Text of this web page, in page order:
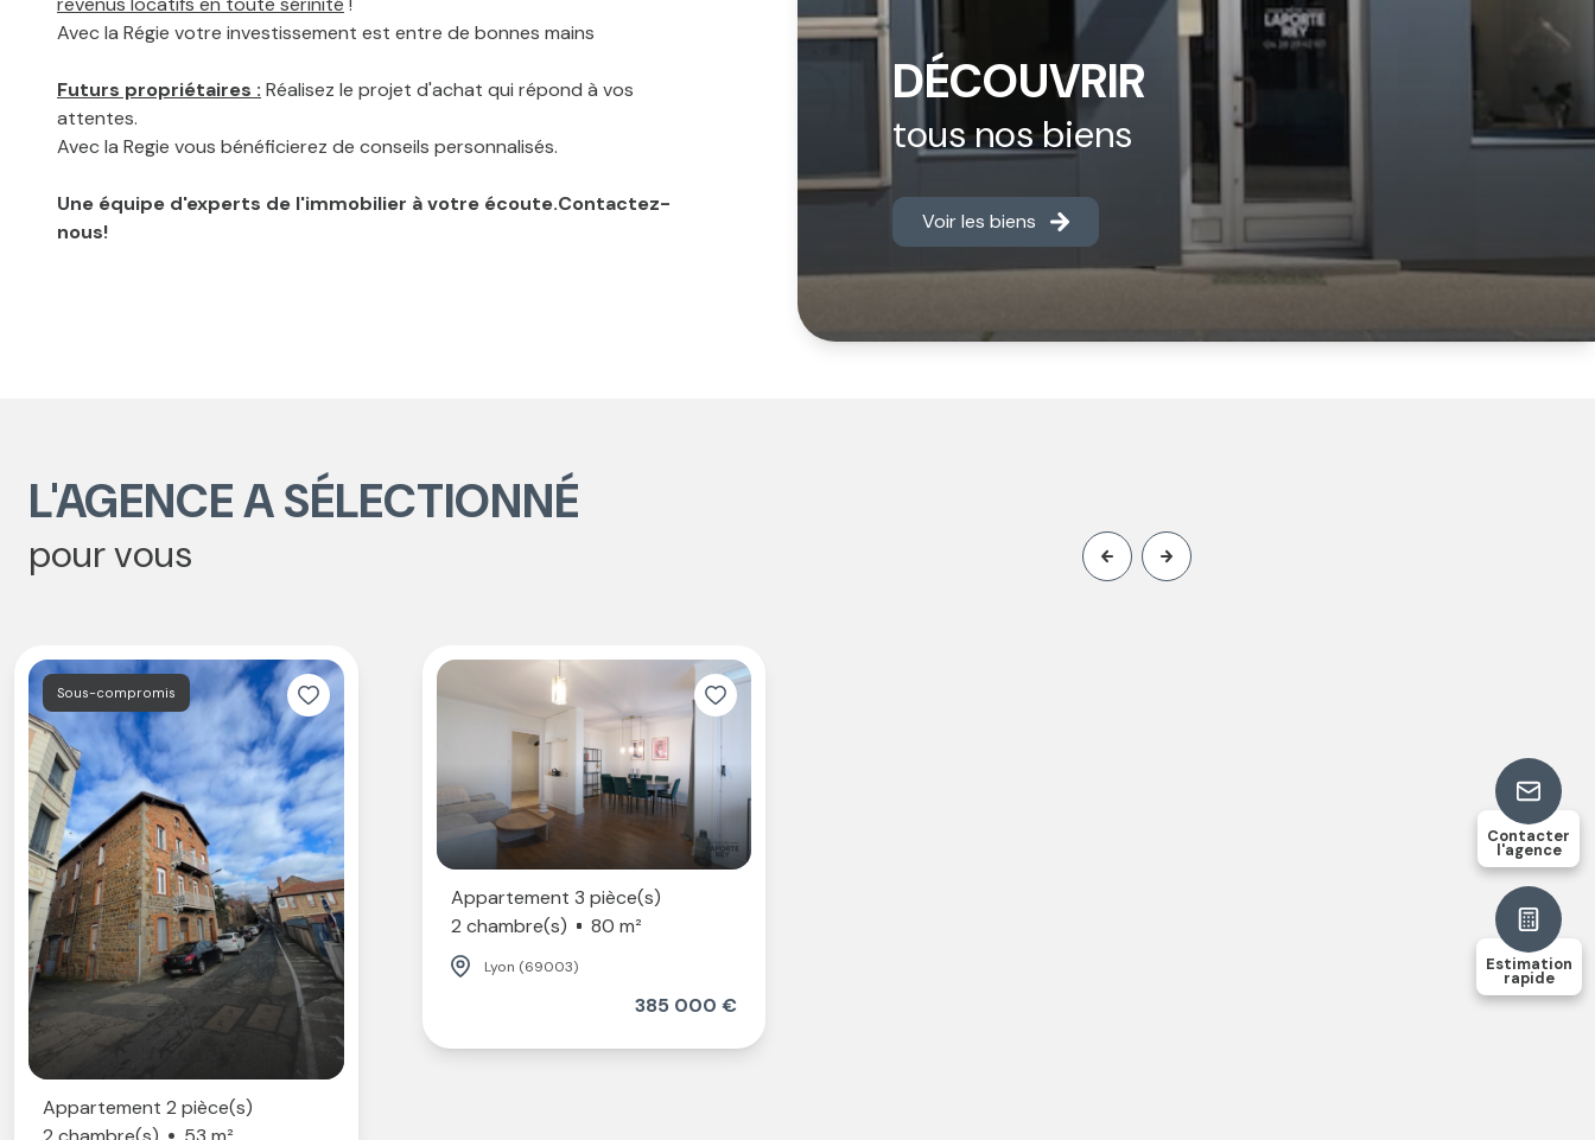
DÉCOUVRIR
tous nos biens
Voir les biens
Avec la Régie votre investissement est entre de bonnes mains
Futurs propriétaires : Réalisez le projet d'achat qui répond à vos
attentes.
Avec la Regie vous bénéficierez de conseils personnalisés.
Une équipe d'experts de l'immobilier à votre écoute.Contactez-
nous!
L'AGENCE A SÉLECTIONNÉ
pour vous
Sous-compromis
Appartement 2 pièce(s)
Appartement 3 pièce(s)
2 chambre(s)
80 m²
Lyon (69003)
385 000 €
Contacter
l'agence
Estimation
rapide